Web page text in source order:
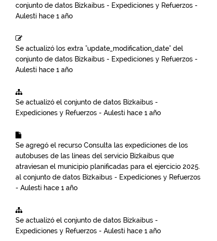
conjunto de datos Bizkaibus - Expediciones y Refuerzos -
Aulesti hace 1 año
Se actualizó los extra "update_modification_date" del
conjunto de datos Bizkaibus - Expediciones y Refuerzos -
Aulesti hace 1 año
Se actualizó el conjunto de datos Bizkaibus -
Expediciones y Refuerzos - Aulesti hace 1 año
Se agregó el recurso Consulta las expediciones de los
autobuses de las líneas del servicio Bizkaibus que
atraviesan el municipio planificadas para el ejercicio 2025.
al conjunto de datos Bizkaibus - Expediciones y Refuerzos
- Aulesti hace 1 año
Se actualizó el conjunto de datos Bizkaibus -
Expediciones y Refuerzos - Aulesti hace 1 año